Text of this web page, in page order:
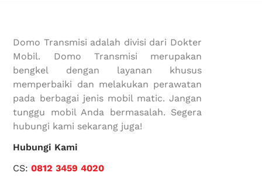
Domo Transmisi adalah divisi dari Dokter
Mobil. Domo Transmisi merupakan
bengkel dengan layanan khusus
memperbaiki dan melakukan perawatan
pada berbagai jenis mobil matic. Jangan
tunggu mobil Anda bermasalah. Segera
hubungi kami sekarang juga!
Hubungi Kami
CS:0812 3459 4020